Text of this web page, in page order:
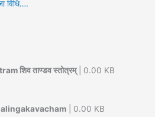
विधि….
शिव ताण्डव स्तोत्रम्| 0.00 KB
| 0.00 KB